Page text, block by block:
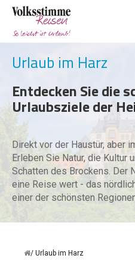
Urlaub im Harz
Entdecken Sie die
Urlaubsziele der
Direkt vor der Haustür, aber
Erleben Sie Natur, die Kultur
Schatten des Brockens. Der
eine Reise wert - das
einer der schönsten
Urlaub im Harz